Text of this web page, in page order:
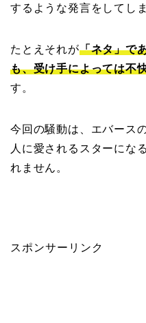
するような発言をしてし
たとえそれが「ネタ」で
も、受け手によっては不
す。
今回の騒動は、エバース
人に愛されるスターにな
れません。
スポンサーリンク